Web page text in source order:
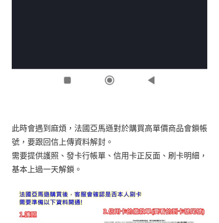
此時會遇到麻煩，法國亞馬遜對於購買高單價商品會鎖帳
號，要跟回信上傳資料解封。
需要提供護照、發卡行帳單、信用卡正反面、刷卡明細，
基本上過一天解鎖。